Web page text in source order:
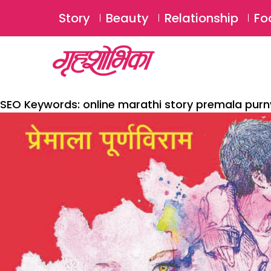
Story Beauty Relationship
SEO Keywords: online marathi story premala